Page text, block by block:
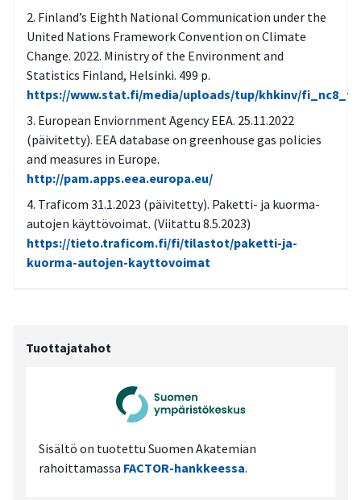
Finland’s Eighth National Communication under the
United Nations Framework Convention on Climate
Change. 2022. Ministry of the Environment and
Statistics Finland, Helsinki. 499 p.
https://www.stat.fi/media/uploads/tup/khkinv/
European Enviornment Agency EEA. 25.11.2022
(päivitetty). EEA database on greenhouse gas policies
and measures in Europe.
http://pam.apps.eea.europa.eu/
Traficom 31.1.2023 (päivitetty). Paketti- ja kuorma-
autojen käyttövoimat. (Viitattu 8.5.2023)
https://tieto.traficom.fi/fi/tilastot/paketti-ja-
kuorma-autojen-kayttovoimat
Tuottajatahot
Sisältö on tuotettu Suomen Akatemian
rahoittamassa FACTOR-hankkeessa.